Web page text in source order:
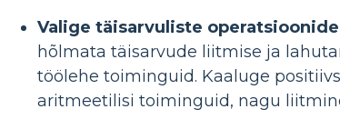
Valige täisarvuliste
hõlmata täisarvude liitmise ja
töölehe toiminguid. Kaaluge
aritmeetilisi toiminguid, nagu